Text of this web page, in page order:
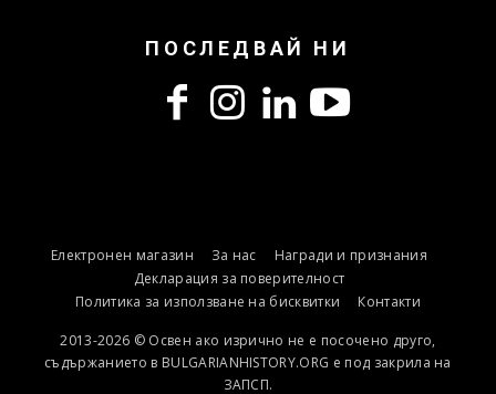
ПОСЛЕДВАЙ НИ
Електронен магазин За нас
Награди и признания
Декларация за поверителност
Политика за използване на бисквитки
Контакти
2013-2026 © Освен ако изрично не е посочено друго,
съдържанието в BULGARIANHISTORY.ORG е под закрила на
ЗАПСП.